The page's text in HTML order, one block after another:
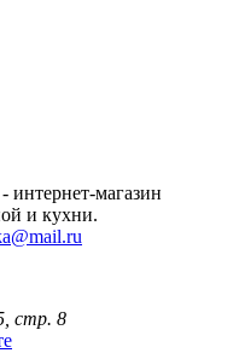
магазин
и кухни.
стр. 8